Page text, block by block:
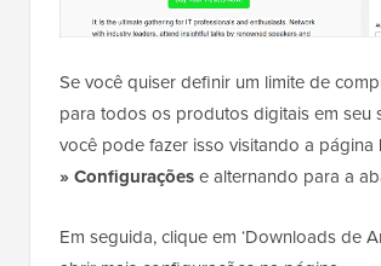
Se você quiser definir um limite de
para todos os produtos digitais em seu
você pode fazer isso visitando a página
» Configuraçõese alternando para a
Em seguida, clique em ‘Downloads de